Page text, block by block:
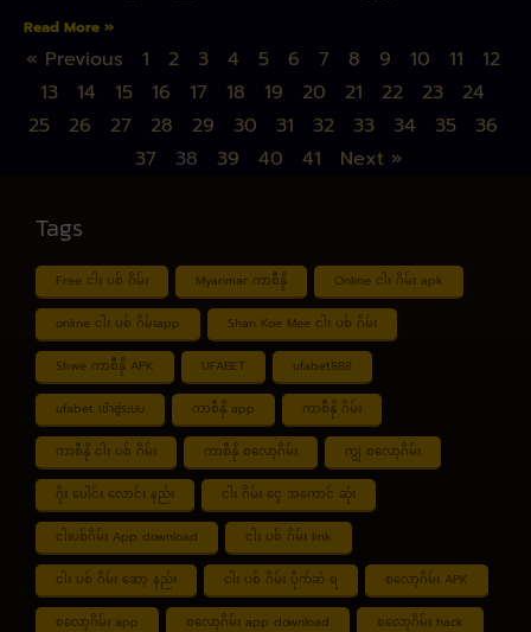
Read More »
« Previous 1 2 3 4 5 6 7 8 9 10 11
12
13
14 15 16 17 18 19 20 21 22 23
24
25
26 27 28 29 30 31 32 33 34 35
36
37
38 39 40 41 Next »
Tags
Free ငါး ပစ် ဂိမ်း Myanmar ကာစီနို Online ငါး ဂိမ်း apk
online ငါး ပစ် ဂိမ်းapp Shan Koe Mee ငါး ပစ် ဂိမ်း
Shwe ကာစီနို APK UFABET ufabet888
ufabet เข้าสู่ระบบ ကာစီနို app ကာစီနို ဂိမ်း
ကာစီနို ငါး ပစ် ဂိမ်း ကာစီနို စလော့ဂိမ်း ကျွဲ စလော့ဂိမ်း
ဂိုး ပေါင်း လောင်း နည်း ငါး ဂိမ်း ငွေ အကောင် ဆုံး
ငါးပစ်ဂိမ်း App download ငါး ပစ် ဂိမ်း link
ငါး ပစ် ဂိမ်း ဆော့ နည်း ငါး ပစ် ဂိမ်း ပိုက်ဆံ ရ စလော့ဂိမ်း APK
စလော့ဂိမ်း app စလော့ဂိမ်း app download စလော့ဂိမ်း hack